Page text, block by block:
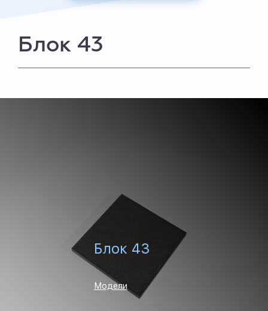
Блок 43
Блок 43
Модели